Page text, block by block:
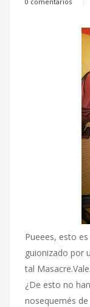
Pueees, esto
guionizado por
tal
¿De esto no
nosequemés